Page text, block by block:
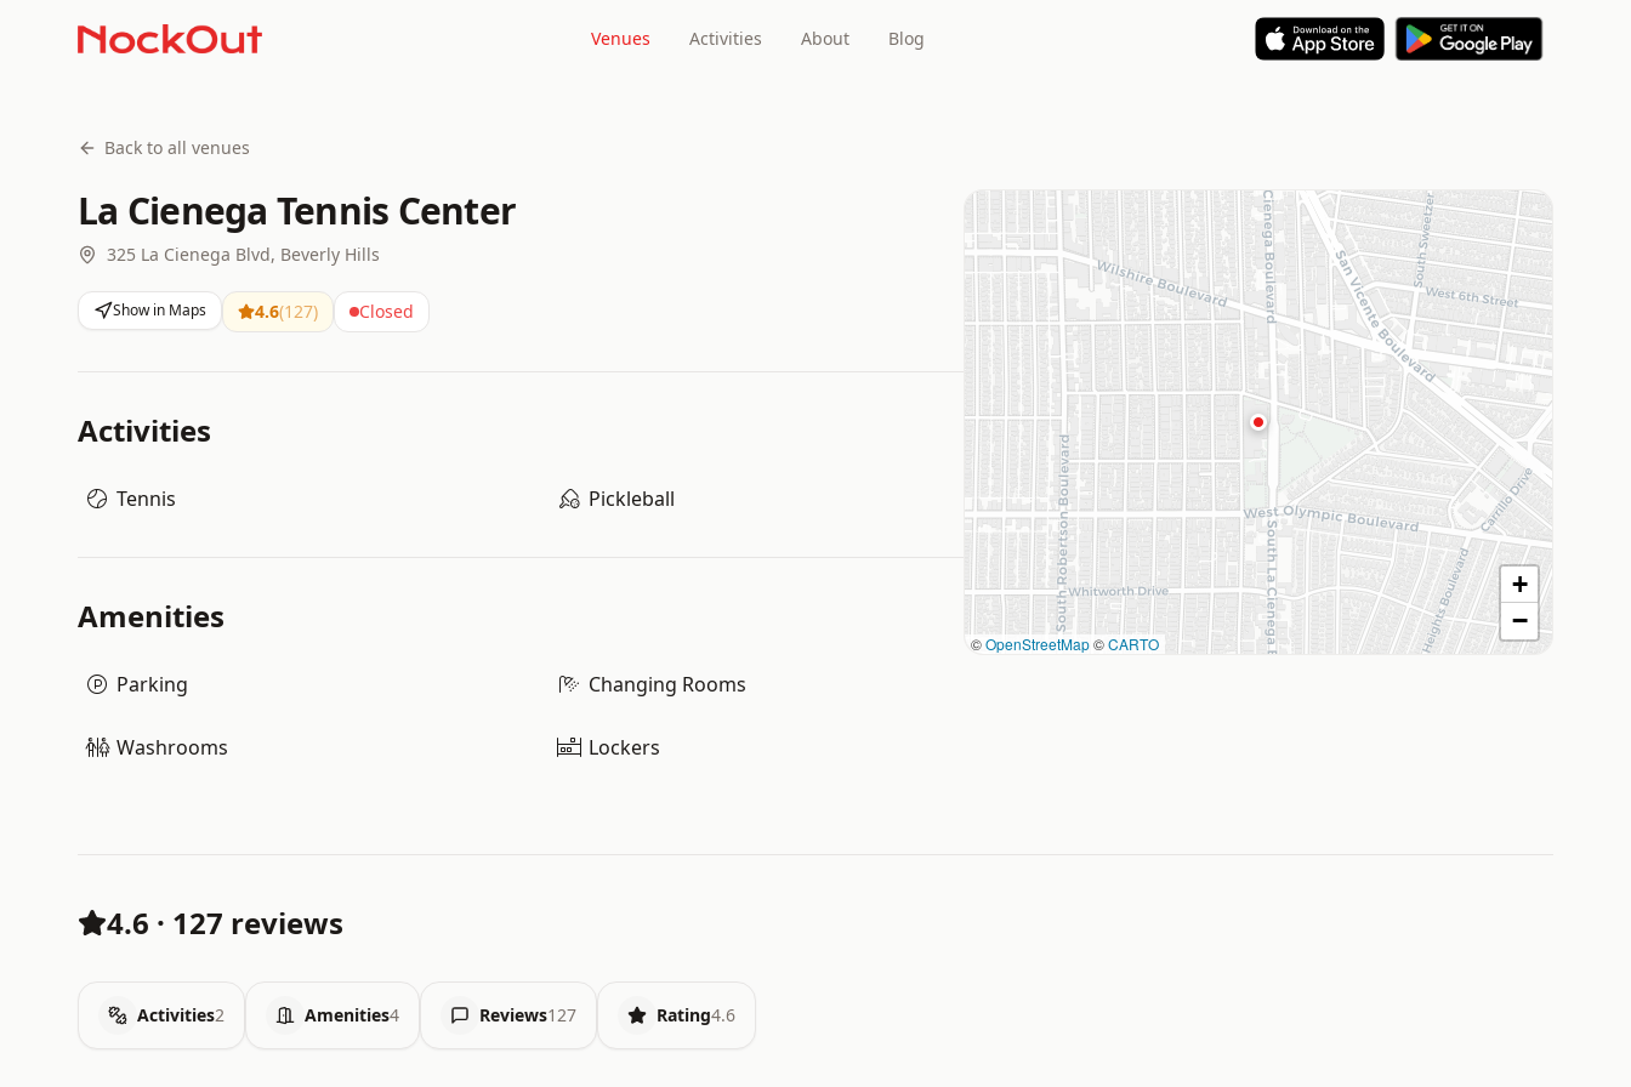
Venues Activities About Blog
Back to all venues
La Cienega Tennis Center
325 La Cienega Blvd, Beverly Hills
Show in Maps 4.6(127) Closed
Activities
Tennis Pickleball
Amenities
Parking Changing Rooms
Washrooms Lockers
©OpenStreetMap©CARTO
+
−
4.6 · 127 reviews
Activities2 Amenities4 Reviews127 Rating4.6